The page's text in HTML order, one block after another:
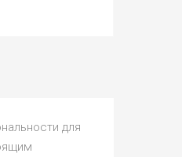
для